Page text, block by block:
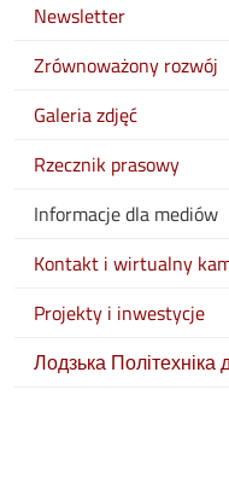
Newsletter
Zrównoważony rozwój
Galeria zdjęć
Rzecznik prasowy
Informacje dla mediów
Kontakt i wirtualny
Projekty i inwestycje
Лодзька Політехніка